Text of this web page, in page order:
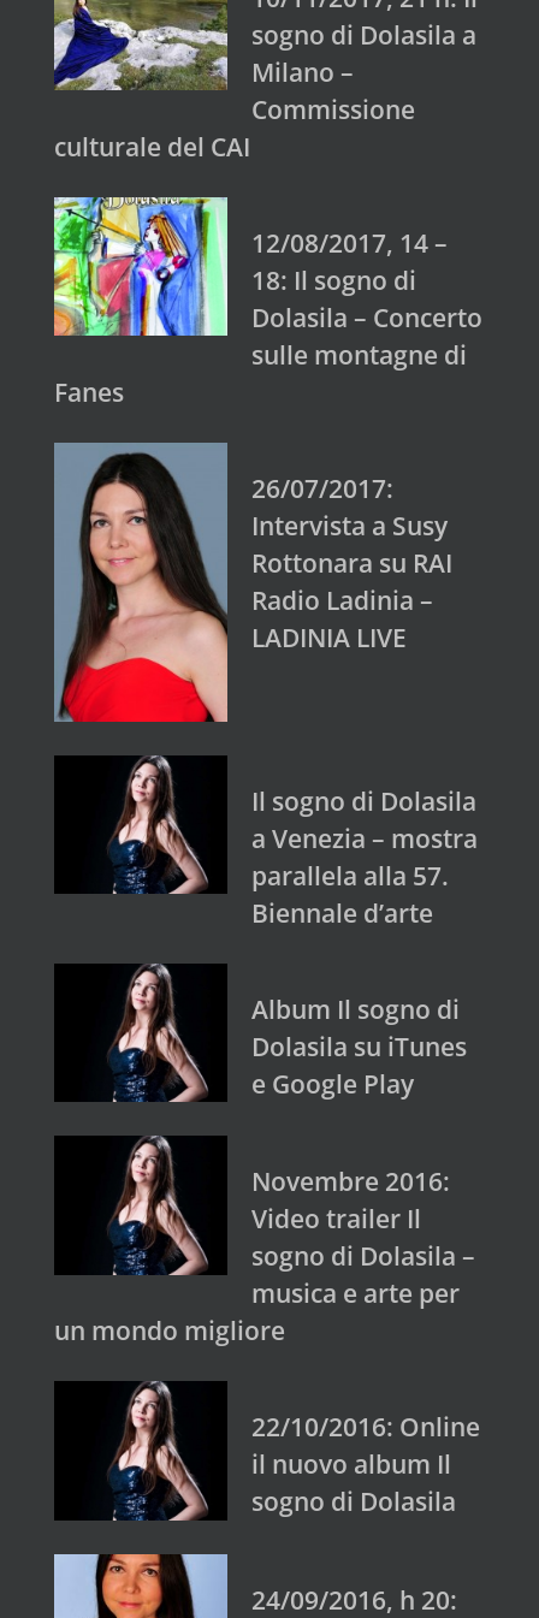
sogno di Dolasila a
Milano –
Commissione
culturale del CAI
12/08/2017, 14 –
18: Il sogno di
Dolasila – Concerto
sulle montagne di
Fanes
26/07/2017:
Intervista a Susy
Rottonara su RAI
Radio Ladinia –
LADINIA LIVE
Il sogno di Dolasila
a Venezia – mostra
parallela alla 57.
Biennale d’arte
Album Il sogno di
Dolasila su iTunes
e Google Play
Novembre 2016:
Video trailer Il
sogno di Dolasila –
musica e arte per
un mondo migliore
22/10/2016: Online
il nuovo album Il
sogno di Dolasila
24/09/2016, h 20: